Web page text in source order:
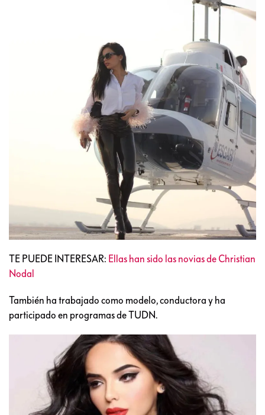
TE PUEDE INTERESAR: Ellas han sido las novias de Christian
Nodal
También ha trabajado como modelo, conductora y ha
participado en programas de TUDN.